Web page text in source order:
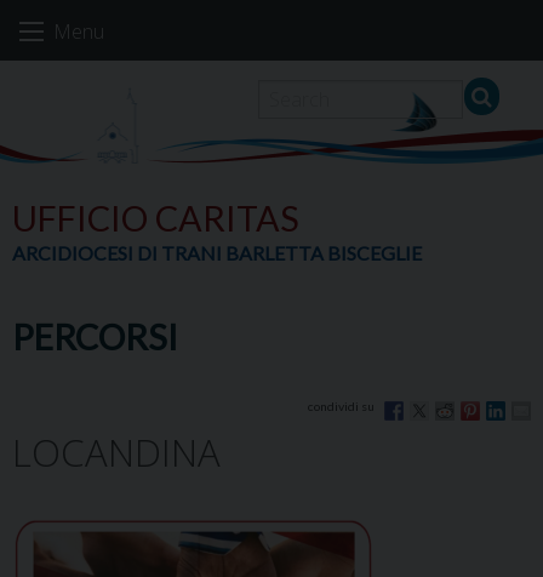
Menu
UFFICIO CARITAS
ARCIDIOCESI DI TRANI BARLETTA BISCEGLIE
PERCORSI
LOCANDINA